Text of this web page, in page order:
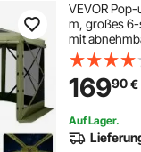
VEVOR
m, großes
mit
Tragetasche,
für Garten &
16990€
Auf Lager.